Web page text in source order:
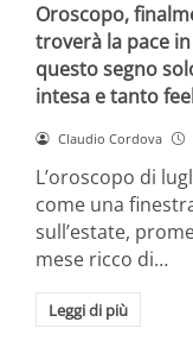
Oroscopo,
troverà la pace
questo segno
intesa e tanto
Claudio Cordova
L’oroscopo di
come una
sull’estate,
mese ricco di…
Leggi di più